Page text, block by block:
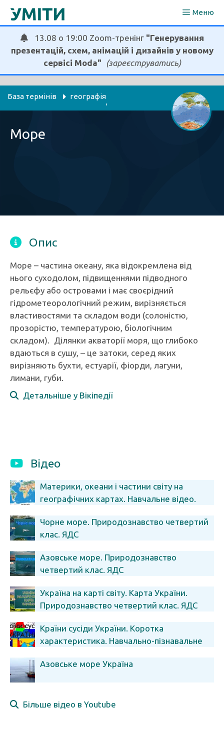
Перейти
Меню
13.08 о 19:00 Zoom-тренінг "Генерування
презентацій, схем, анімацій і дизайнів у новому
сервісі Moda"
(зареєструватись)
База термінів географія
,
Море
Опис
Море – частина океану, яка відокремлена від
нього суходолом, підвищеннями підводного
рельєфу або островами і має своєрідний
гідрометеорологічний режим, вирізняється
властивостями та складом води (солоністю,
прозорістю, температурою, біологічним
складом). Ділянки акваторії моря, що глибоко
вдаються в сушу, – це затоки, серед яких
вирізняють бухти, естуарії, фіорди, лагуни,
лимани, губи.
Детальніше у Вікіпедії
Відео
Материки, океани і частини світу на
географічних картах. Навчальне відео.
Чорне море. Природознавство четвертий
клас. ЯДС
Азовське море. Природознавство
четвертий клас. ЯДС
Україна на карті світу. Карта України.
Природознавство четвертий клас. ЯДС
Країни сусіди України. Коротка
характеристика. Навчально-пізнавальне
Азовське море Україна
Більше відео в Youtube